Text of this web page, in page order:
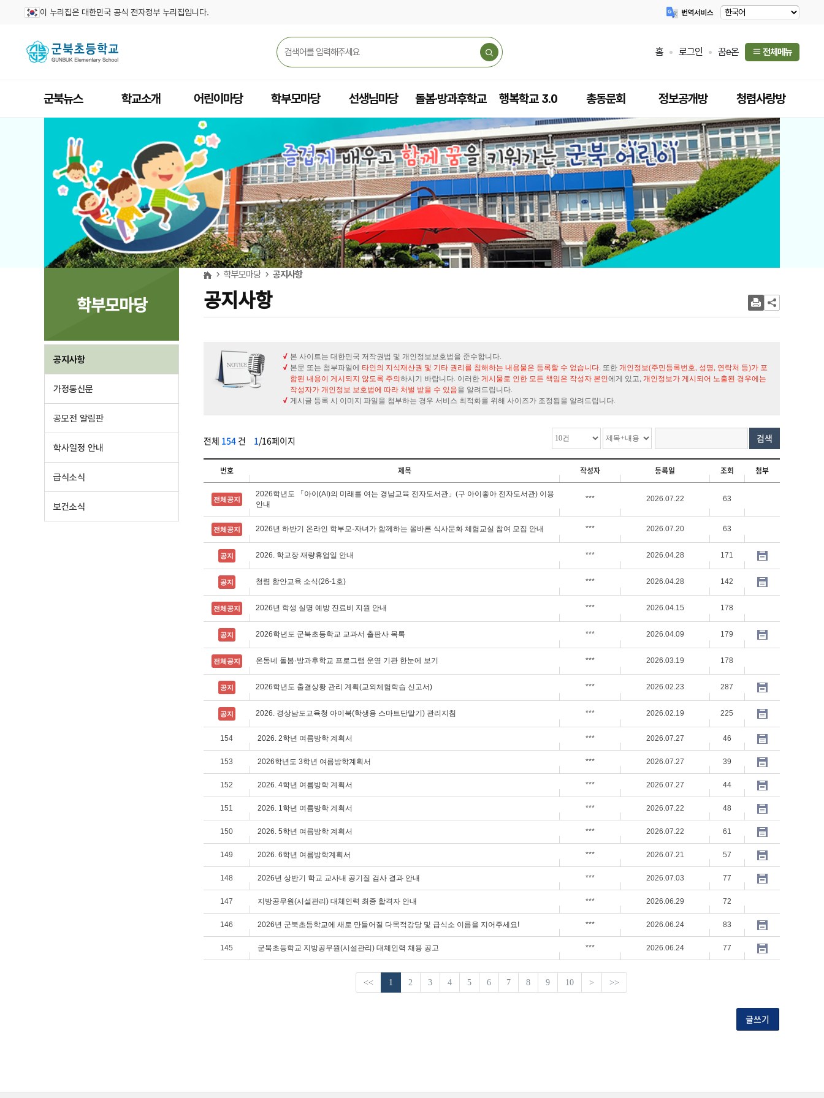
이 누리집은 대한민국 공식 전자정부 누리집입니다.
홈 로그인 꿈e온 전체메뉴
군북뉴스 학교소개 어린이마당 학부모마당 선생님마당 돌봄·방과후학교 행복학교 3.0 총동문회 정보공개방 청렴사랑방
학부모마당
공지사항
가정통신문
공모전 알림판
학사일정 안내
급식소식
보건소식
학부모마당 공지사항
공지사항
본 사이트는 대한민국 저작권법 및 개인정보보호법을 준수합니다.
본문 또는 첨부파일에 타인의 지식재산권 및 기타 권리를 침해하는 내용물은 등록할 수 없습니다. 또한 개인정보(주민등록번호, 성명, 연락처 등)가 포
함된 내용이 게시되지 않도록 주의하시기 바랍니다. 이러한 게시물로 인한 모든 책임은 작성자 본인에게 있고, 개인정보가 게시되어 노출된 경우에는
작성자가 개인정보 보호법에 따라 처벌 받을 수 있음을 알려드립니다.
게시글 등록 시 이미지 파일을 첨부하는 경우 서비스 최적화를 위해 사이즈가 조정됨을 알려드립니다.
전체 154 건 1 /16페이지 검색
번호 제목 작성자 등록일 조회 첨부
전체공지
2026학년도 「아이(AI)의 미래를 여는 경남교육 전자도서관」(구 아이좋아 전자도서관) 이용
안내
*** 2026.07.22 63
전체공지 2026년 하반기 온라인 학부모-자녀가 함께하는 올바른 식사문화 체험교실 참여 모집 안내 *** 2026.07.20 63
공지 2026. 학교장 재량휴업일 안내 *** 2026.04.28 171
공지 청렴 함안교육 소식(26-1호) *** 2026.04.28 142
전체공지 2026년 학생 실명 예방 진료비 지원 안내 *** 2026.04.15 178
공지 2026학년도 군북초등학교 교과서 출판사 목록 *** 2026.04.09 179
전체공지 온동네 돌봄·방과후학교 프로그램 운영 기관 한눈에 보기 *** 2026.03.19 178
공지 2026학년도 출결상황 관리 계획(교외체험학습 신고서) *** 2026.02.23 287
공지 2026. 경상남도교육청 아이북(학생용 스마트단말기) 관리지침 *** 2026.02.19 225
154 2026. 2학년 여름방학 계획서 *** 2026.07.27 46
153 2026학년도 3학년 여름방학계획서 *** 2026.07.27 39
152 2026. 4학년 여름방학 계획서 *** 2026.07.27 44
151 2026. 1학년 여름방학 계획서 *** 2026.07.22 48
150 2026. 5학년 여름방학 계획서 *** 2026.07.22 61
149 2026. 6학년 여름방학계획서 *** 2026.07.21 57
148 2026년 상반기 학교 교사내 공기질 검사 결과 안내 *** 2026.07.03 77
147 지방공무원(시설관리) 대체인력 최종 합격자 안내 *** 2026.06.29 72
146 2026년 군북초등학교에 새로 만들어질 다목적강당 및 급식소 이름을 지어주세요! *** 2026.06.24 83
145 군북초등학교 지방공무원(시설관리) 대체인력 채용 공고 *** 2026.06.24 77
<< 1 2 3 4 5 6 7 8 9 10 > >>
글쓰기